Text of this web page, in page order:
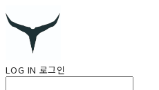
LOG IN 로그인